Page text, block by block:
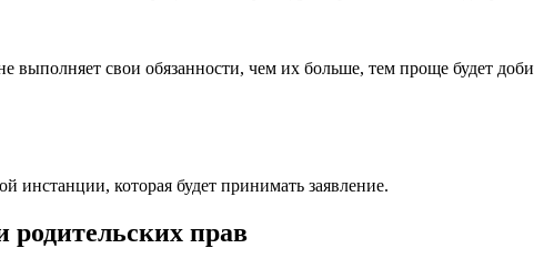
выполняет свои обязанности, чем их больше, тем проще будет
инстанции, которая будет принимать заявление.
прав